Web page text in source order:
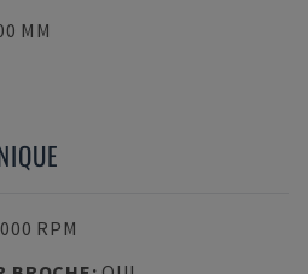
MM
RPM